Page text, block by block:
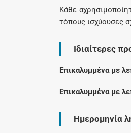
Κάθε
τόπους ισχύουσες
Ιδιαίτερες
Επικαλυμμένα με
Επικαλυμμένα με
Ημερομηνία